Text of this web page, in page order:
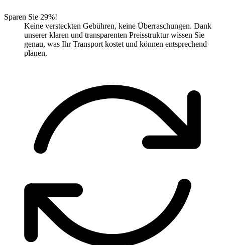
Sparen Sie 29%!
Keine versteckten Gebühren, keine Überraschungen. Dank
unserer klaren und transparenten Preisstruktur wissen Sie
genau, was Ihr Transport kostet und können entsprechend
planen.